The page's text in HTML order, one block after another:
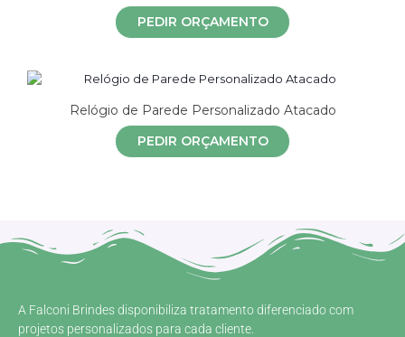
PEDIR ORÇAMENTO
Relógio de Parede Personalizado Atacado
PEDIR ORÇAMENTO
A Falconi Brindes disponibiliza tratamento diferenciado com
projetos personalizados para cada cliente.